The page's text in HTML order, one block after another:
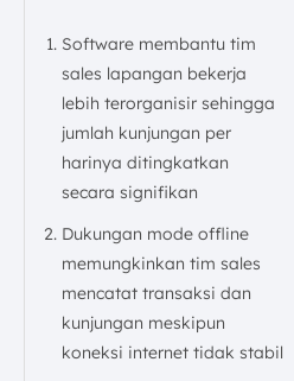
Software membantu tim
sales lapangan bekerja
lebih terorganisir sehingga
jumlah kunjungan per
harinya ditingkatkan
secara signifikan
Dukungan mode offline
memungkinkan tim sales
mencatat transaksi dan
kunjungan meskipun
koneksi internet tidak stabil